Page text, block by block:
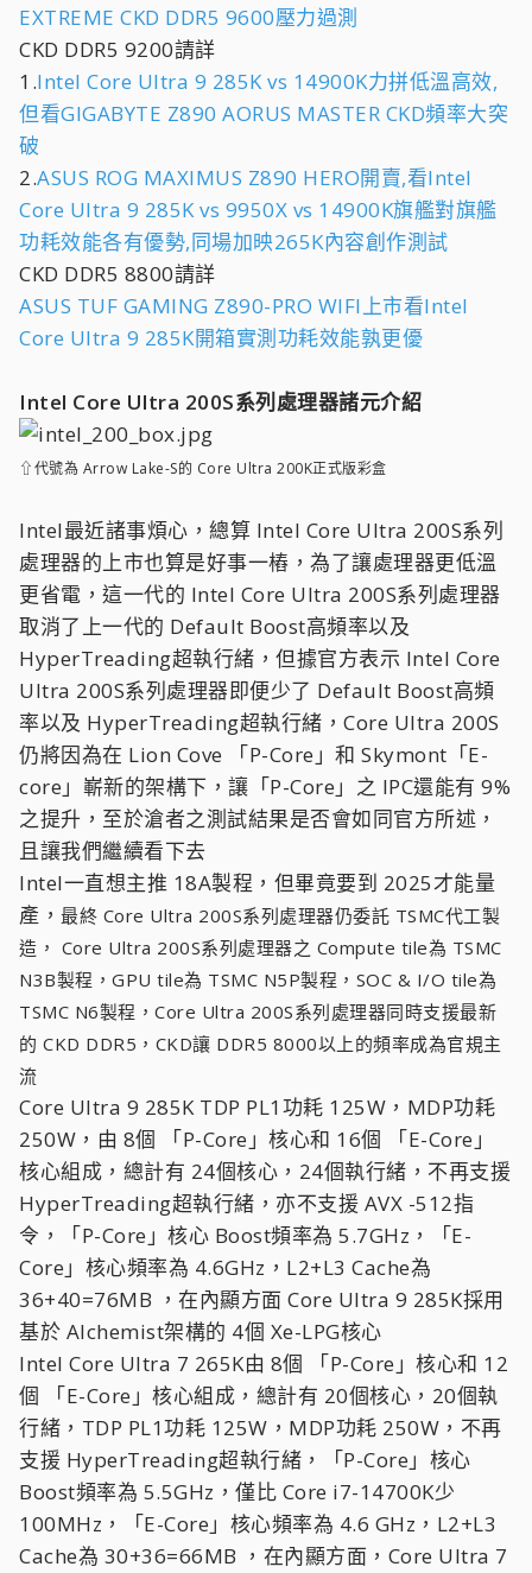
EXTREME CKD DDR5 9600壓力過測
CKD DDR5 9200請詳
1.Intel Core Ultra 9 285K vs 14900K力拼低溫高效,
但看GIGABYTE Z890 AORUS MASTER CKD頻率大突
破
2.ASUS ROG MAXIMUS Z890 HERO開賣,看Intel
Core Ultra 9 285K vs 9950X vs 14900K旗艦對旗艦
功耗效能各有優勢,同場加映265K內容創作測試
CKD DDR5 8800請詳
ASUS TUF GAMING Z890-PRO WIFI上市看Intel
Core Ultra 9 285K開箱實測功耗效能孰更優
Intel Core Ultra 200S系列處理器諸元介紹
⇧代號為 Arrow Lake-S的 Core Ultra 200K正式版彩盒
Intel最近諸事煩心，總算 Intel Core Ultra 200S系列
處理器的上市也算是好事一樁，為了讓處理器更低溫
更省電，這一代的 Intel Core Ultra 200S系列處理器
取消了上一代的 Default Boost高頻率以及
HyperTreading超執行緒，但據官方表示 Intel Core
Ultra 200S系列處理器即便少了 Default Boost高頻
率以及 HyperTreading超執行緒，Core Ultra 200S
仍將因為在 Lion Cove 「P-Core」和 Skymont「E-
core」嶄新的架構下，讓「P-Core」之 IPC還能有 9%
之提升，至於滄者之測試結果是否會如同官方所述，
且讓我們繼續看下去
Intel一直想主推 18A製程，但畢竟要到 2025才能量
產， 最終 Core Ultra 200S系列處理器仍委託 TSMC代工製
造， Core Ultra 200S系列處理器之 Compute tile為 TSMC
N3B製程，GPU tile為 TSMC N5P製程，SOC & I/O tile為
TSMC N6製程，Core Ultra 200S系列處理器同時支援最新
的 CKD DDR5，CKD讓 DDR5 8000以上的頻率成為官規主
流
Core Ultra 9 285K TDP PL1功耗 125W，MDP功耗
250W，由 8個 「P-Core」核心和 16個 「E-Core」
核心組成，總計有 24個核心，24個執行緒，不再支援
HyperTreading超執行緒，亦不支援 AVX -512指
令，「P-Core」核心 Boost頻率為 5.7GHz，「E-
Core」核心頻率為 4.6GHz，L2+L3 Cache為
36+40=76MB ，在內顯方面 Core Ultra 9 285K採用
基於 Alchemist架構的 4個 Xe-LPG核心
Intel Core Ultra 7 265K由 8個 「P-Core」核心和 12
個 「E-Core」核心組成，總計有 20個核心，20個執
行緒，TDP PL1功耗 125W，MDP功耗 250W，不再
支援 HyperTreading超執行緒，「P-Core」核心
Boost頻率為 5.5GHz，僅比 Core i7-14700K少
100MHz，「E-Core」核心頻率為 4.6 GHz，L2+L3
Cache為 30+36=66MB ，在內顯方面，Core Ultra 7